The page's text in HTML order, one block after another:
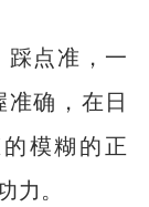
点准，一
确，在日
模糊的正
。